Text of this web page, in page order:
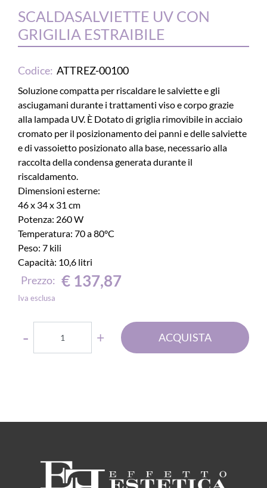
SCALDASALVIETTE UV CON
GRIGILIA ESTRAIBILE
Codice: ATTREZ-00100
Soluzione compatta per riscaldare le salviette e gli
asciugamani durante i trattamenti viso e corpo grazie
alla lampada UV. È Dotato di griglia rimovibile in acciaio
cromato per il posizionamento dei panni e delle salviette
e di vassoietto posizionato alla base, necessario alla
raccolta della condensa generata durante il
riscaldamento.
Dimensioni esterne:
46 x 34 x 31 cm
Potenza: 260 W
Temperatura: 70 a 80°C
Peso: 7 kili
Capacità: 10,6 litri
Prezzo: € 137,87
Iva esclusa
Quantità
ACQUISTA